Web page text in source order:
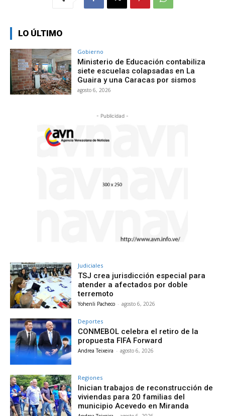
LO ÚLTIMO
Gobierno
Ministerio de Educación contabiliza
siete escuelas colapsadas en La
Guaira y una Caracas por sismos
agosto 6, 2026
- Publicidad -
Judiciales
TSJ crea jurisdicción especial para
atender a afectados por doble
terremoto
Yohenli Pacheco - agosto 6, 2026
Deportes
CONMEBOL celebra el retiro de la
propuesta FIFA Forward
Andrea Teixeira - agosto 6, 2026
Regiones
Inician trabajos de reconstrucción de
viviendas para 20 familias del
municipio Acevedo en Miranda